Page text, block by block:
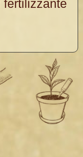
fertilizzante